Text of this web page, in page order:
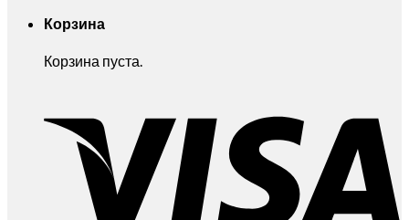
Корзина
Корзина пуста.